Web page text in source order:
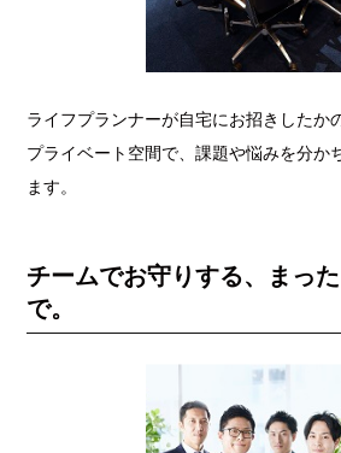
ライフプランナーが自宅にお招きしたか
プライベート空間で、課題や悩みを分か
ます。
チームでお守りする、まっ
で。